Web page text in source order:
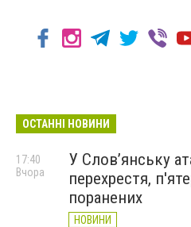
ОСТАННІ НОВИНИ
У Слов’янську
перехрестя,
поранених
НОВИНИ
17:40
Вчора